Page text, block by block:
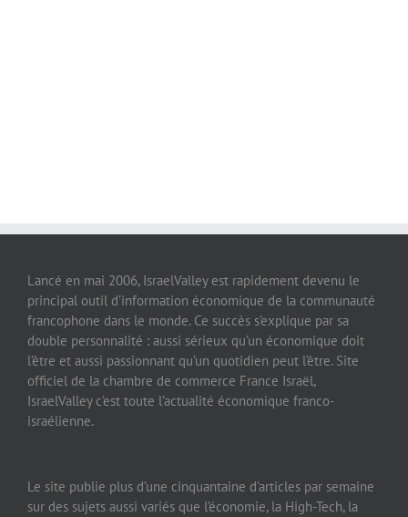
Lancé en mai 2006, IsraelValley est rapidement devenu le
principal outil d’information économique de la communauté
francophone dans le monde. Ce succès s’explique par sa
double personnalité : aussi sérieux qu’un économique doit
l’être et aussi passionnant qu’un quotidien peut l’être. Site
officiel de la chambre de commerce France Israël,
IsraelValley c’est toute l’actualité économique franco-
israélienne.
Le site publie plus d’une cinquantaine d’articles par semaine
sur des sujets aussi variés que l’économie, la High-Tech, la